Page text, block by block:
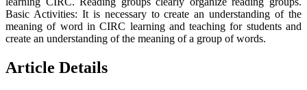
Basic Activities: It is necessary to create an understanding of the
meaning of word in CIRC learning and teaching for students and
create an understanding of the meaning of a group of words.
Article Details